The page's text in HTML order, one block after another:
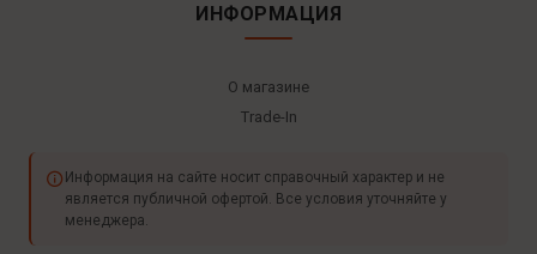
ИНФОРМАЦИЯ
О магазине
Trade-In
Информация на сайте носит справочный характер и не
является публичной офертой. Все условия уточняйте у
менеджера.